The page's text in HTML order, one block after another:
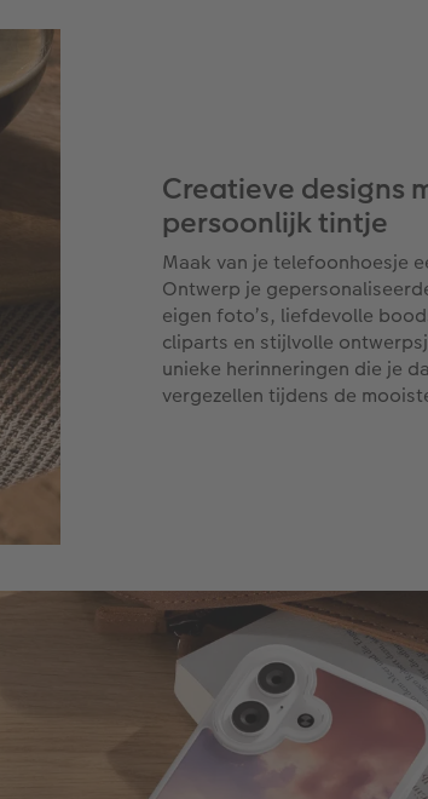
Creatieve designs
persoonlijk tintje
Maak van je telefoonhoesje
Ontwerp je
eigen foto’s, liefdevolle
cliparts en stijlvolle
unieke herinneringen die je
vergezellen tijdens de